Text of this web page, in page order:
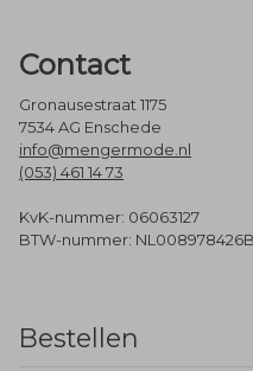
Contact
Gronausestraat 1175
7534 AG Enschede
info@mengermode.nl
(053) 461 14 73
KvK-nummer: 06063127
BTW-nummer:
Bestellen